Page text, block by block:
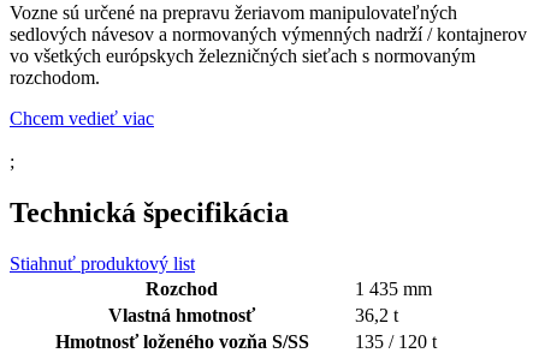
Vozne sú určené na prepravu žeriavom manipulovateľných
sedlových návesov a normovaných výmenných nadrží / kontajnerov
vo všetkých európskych železničných sieťach s normovaným
rozchodom.
Chcem vedieť viac
;
Technická špecifikácia
Stiahnuť produktový list
Rozchod
1 435 mm
Vlastná hmotnosť
36,2 t
Hmotnosť loženého vozňa S/SS
135 / 120 t